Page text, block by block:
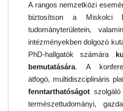
A rangos nemzetközi
biztosítson a Miskolci
tudományterületein,
intézményekben dolgozó
PhD-hallgatók számára
bemutatására. A
átfogó, multidiszciplináris
fenntarthatóságot
természettudományi,